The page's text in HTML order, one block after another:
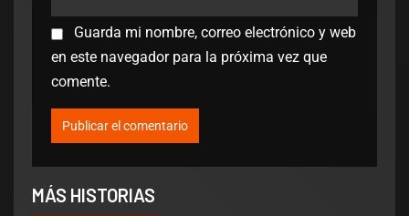
Guarda mi nombre, correo electrónico y web
en este navegador para la próxima vez que
comente.
MÁS HISTORIAS